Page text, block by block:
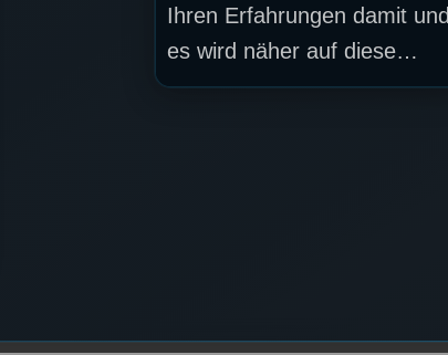
Ihren Erfahrungen damit und
es wird näher auf diese…